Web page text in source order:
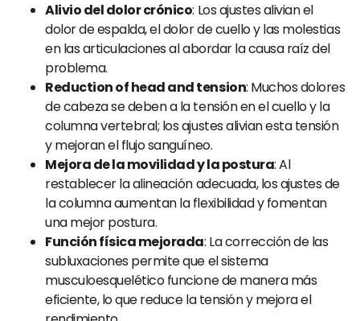
Alivio del dolor crónico: Los ajustes alivian el
dolor de espalda, el dolor de cuello y las molestias
en las articulaciones al abordar la causa raíz del
problema.
Reduction of head and tension: Muchos dolores
de cabeza se deben a la tensión en el cuello y la
columna vertebral; los ajustes alivian esta tensión
y mejoran el flujo sanguíneo.
Mejora de la movilidad y la postura: Al
restablecer la alineación adecuada, los ajustes de
la columna aumentan la flexibilidad y fomentan
una mejor postura.
Función física mejorada: La corrección de las
subluxaciones permite que el sistema
musculoesquelético funcione de manera más
eficiente, lo que reduce la tensión y mejora el